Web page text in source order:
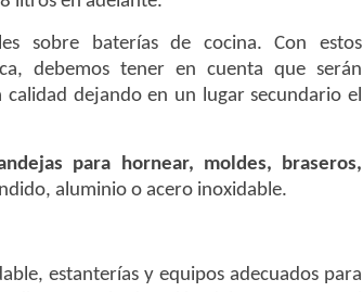
sobre baterías de cocina. Con estos
debemos tener en cuenta que serán
dejando en un lugar secundario el
para hornear, moldes, braseros,
aluminio o acero inoxidable.
estanterías y equipos adecuados para